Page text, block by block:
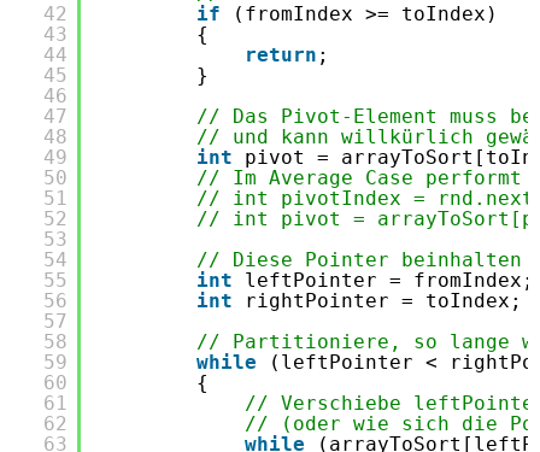
42
43
44
45
46
47
48
49
50
51
52
53
54
55
56
57
58
59
60
61
62
63
if
(fromIndex >= toIndex)
{
return ;
}
// Das Pivot-Element muss
// und kann willkürlich
int
pivot =
// Im Average Case
// int pivotIndex =
// int pivot =
// Diese Pointer beinhalten
int
leftPointer = fromIndex;
int
rightPointer = toIndex;
// Partitioniere, so lange
while
(leftPointer <
{
// Verschiebe
// (oder wie sich die
while